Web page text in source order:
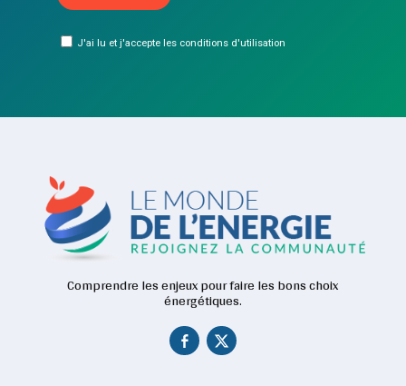
J'ai lu et j'accepte les conditions d'utilisation
Comprendre les enjeux pour faire les bons choix
énergétiques.